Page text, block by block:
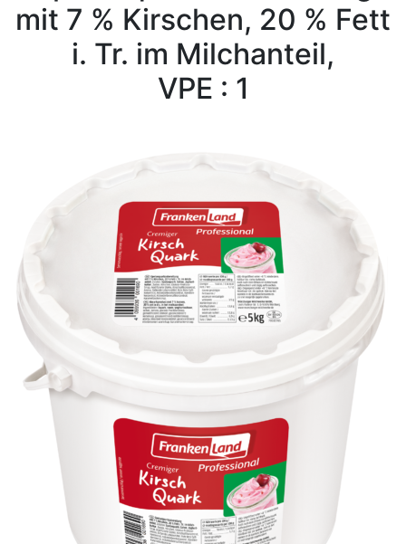
mit 7 % Kirschen, 20 % Fett
i. Tr. im Milchanteil,
VPE : 1